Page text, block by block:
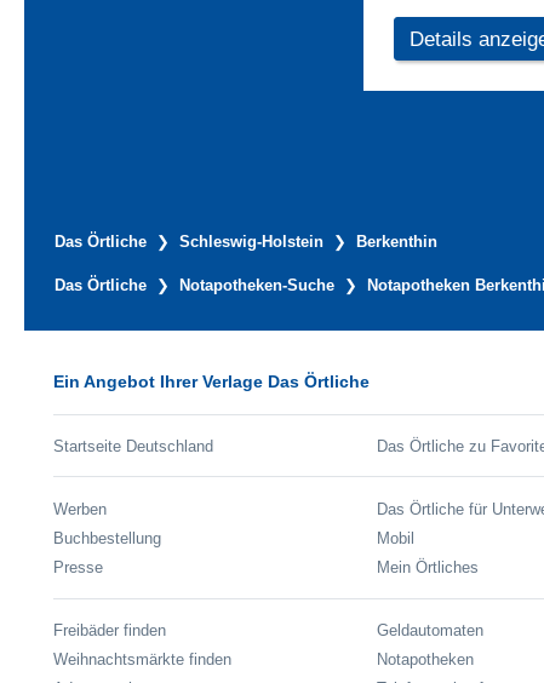
Details
Das Örtliche Schleswig-Holstein Berkenthin
Das Örtliche Notapotheken-Suche Notapotheken
Ein Angebot Ihrer Verlage Das Örtliche
Startseite Deutschland Das Örtliche zu
Werben
Buchbestellung
Presse
Das Örtliche für
Mobil
Mein Örtliches
Freibäder finden
Weihnachtsmärkte finden
Geldautomaten
Notapotheken